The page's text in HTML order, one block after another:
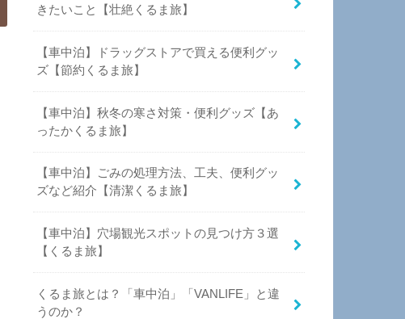
きたいこと【壮絶くるま旅】
【車中泊】ドラッグストアで買える便利グッ
ズ【節約くるま旅】
【車中泊】秋冬の寒さ対策・便利グッズ【あ
ったかくるま旅】
【車中泊】ごみの処理方法、工夫、便利グッ
ズなど紹介【清潔くるま旅】
【車中泊】穴場観光スポットの見つけ方３選
【くるま旅】
くるま旅とは？「車中泊」「VANLIFE」と違
うのか？